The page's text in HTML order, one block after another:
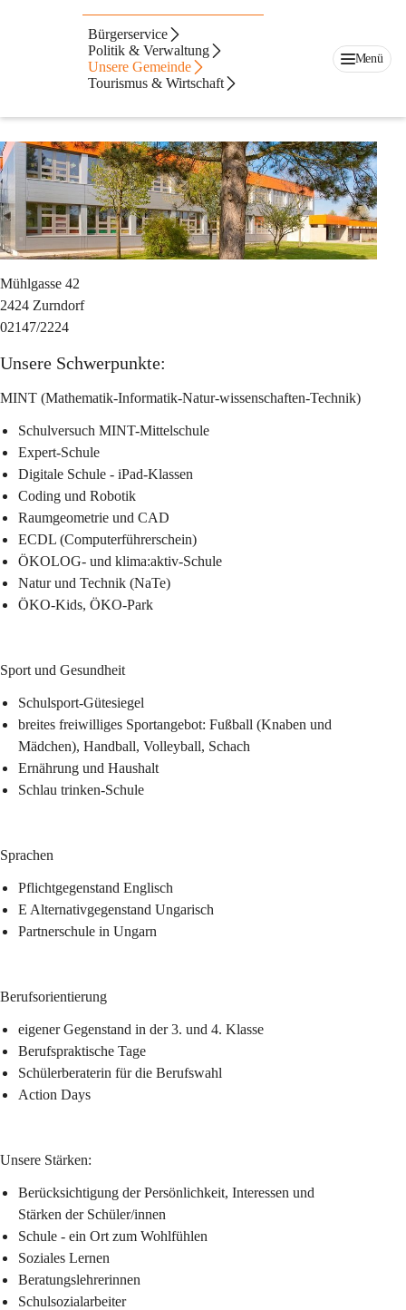
Bürgerservice
Politik & Verwaltung
Unsere Gemeinde
Tourismus & Wirtschaft
Menü
Mittelschule
Mühlgasse 42
2424 Zurndorf
02147/2224
Unsere Schwerpunkte:
MINT (Mathematik-Informatik-Natur-wissenschaften-Technik)
Schulversuch MINT-Mittelschule
Expert-Schule
Digitale Schule - iPad-Klassen
Coding und Robotik
Raumgeometrie und CAD
ECDL (Computerführerschein)
ÖKOLOG- und klima:aktiv-Schule
Natur und Technik (NaTe)
ÖKO-Kids, ÖKO-Park
Sport und Gesundheit
Schulsport-Gütesiegel
breites freiwilliges Sportangebot: Fußball (Knaben und
Mädchen), Handball, Volleyball, Schach
Ernährung und Haushalt
Schlau trinken-Schule
Sprachen
Pflichtgegenstand Englisch
E Alternativgegenstand Ungarisch
Partnerschule in Ungarn
Berufsorientierung
eigener Gegenstand in der 3. und 4. Klasse
Berufspraktische Tage
Schülerberaterin für die Berufswahl
Action Days
Unsere Stärken:
Berücksichtigung der Persönlichkeit, Interessen und
Stärken der Schüler/innen
Schule - ein Ort zum Wohlfühlen
Soziales Lernen
Beratungslehrerinnen
Schulsozialarbeiter